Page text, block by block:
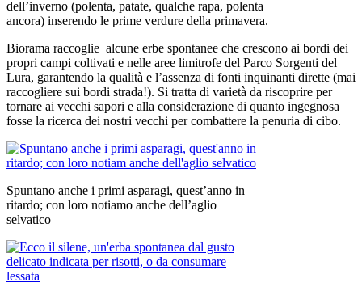
dell’inverno (polenta, patate, qualche rapa, polenta
ancora) inserendo le prime verdure della primavera.
Biorama raccoglie alcune erbe spontanee che crescono ai bordi dei
propri campi coltivati e nelle aree limitrofe del Parco Sorgenti del
Lura, garantendo la qualità e l’assenza di fonti inquinanti dirette (mai
raccogliere sui bordi strada!). Si tratta di varietà da riscoprire per
tornare ai vecchi sapori e alla considerazione di quanto ingegnosa
fosse la ricerca dei nostri vecchi per combattere la penuria di cibo.
Spuntano anche i primi asparagi, quest’anno in
ritardo; con loro notiamo anche dell’aglio
selvatico